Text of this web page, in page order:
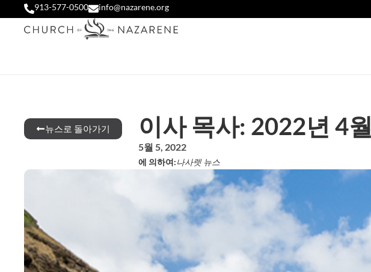
913-577-0500 info@nazarene.org
뉴스로 돌아가기 이사 목사: 2022년 4월
5월 5, 2022
에 의하여:나사렛 뉴스